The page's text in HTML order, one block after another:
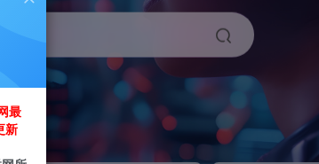
电商
最
新